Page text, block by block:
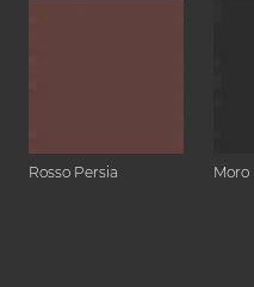
Rosso Persia Moro